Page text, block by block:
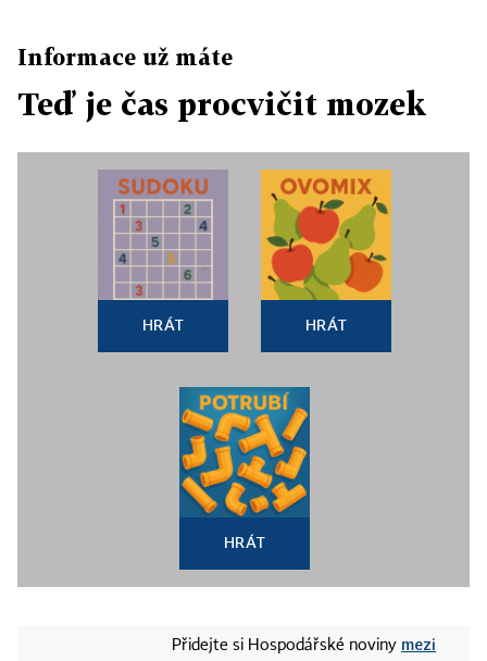
Informace už máte
Teď je čas procvičit mozek
HRÁT HRÁT
HRÁT
Přidejte si Hospodářské noviny mezi